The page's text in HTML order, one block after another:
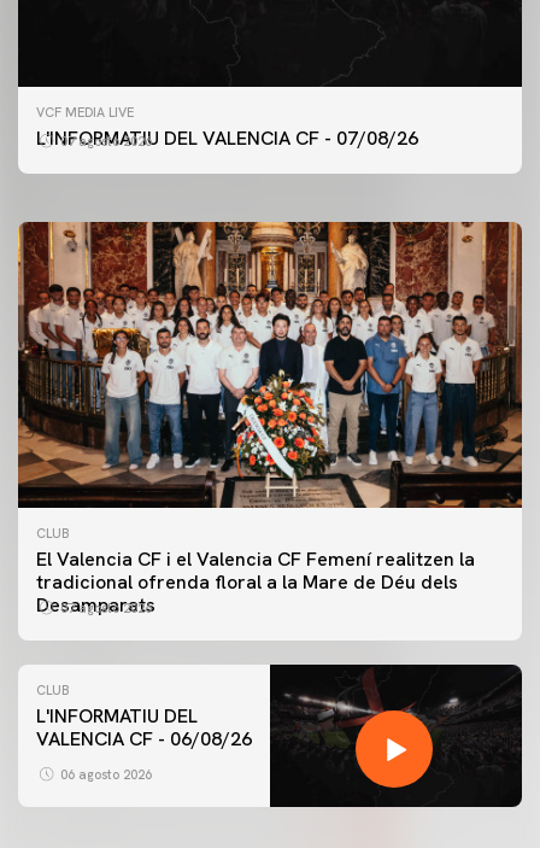
VCF MEDIA LIVE
L'INFORMATIU DEL VALENCIA CF - 07/08/26
07 agosto 2026
PRIMER EQUIP
ENTRENAMENT DEL VALENCIA CF 7/8/2026
CLUB
El Valencia CF i el Valencia CF Femení realitzen la
tradicional ofrenda floral a la Mare de Déu dels
Desamparats
07 agosto 2026
CLUB
L'INFORMATIU DEL
VALENCIA CF - 06/08/26
06 agosto 2026
PRIMER EQUIP
ENTRENAMENT DEL VALENCIA CF 6/8/2026